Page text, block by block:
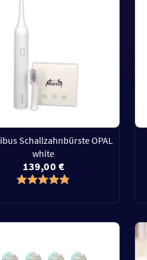
Schallzahnbürste OPAL
white
139,00 €